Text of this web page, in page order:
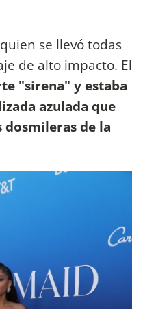
se llevó todas
de alto impacto. El
"sirena" y estaba
azulada que
dosmileras de la